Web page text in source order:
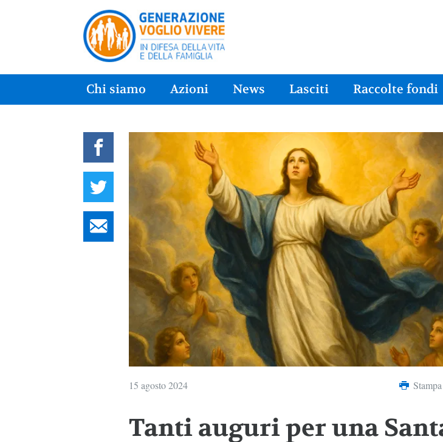
Chi siamo Azioni News Lasciti Raccolte fondi
15 agosto 2024
Tanti auguri per una